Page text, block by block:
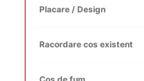
Placare / Design
Racordare cos existent